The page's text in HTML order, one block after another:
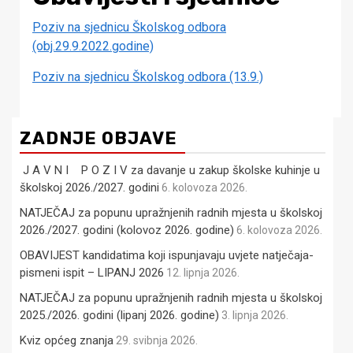
Poziv na sjednicu Školskog odbora
(obj.29.9.2022.godine)
Poziv na sjednicu Školskog odbora (13.9.)
ZADNJE OBJAVE
J A V N I P O Z I V za davanje u zakup školske kuhinje u
školskoj 2026./2027. godini 6. kolovoza 2026.
NATJEČAJ za popunu upražnjenih radnih mjesta u školskoj
2026./2027. godini (kolovoz 2026. godine) 6. kolovoza 2026.
OBAVIJEST kandidatima koji ispunjavaju uvjete natječaja-
pismeni ispit – LIPANJ 2026 12. lipnja 2026.
NATJEČAJ za popunu upražnjenih radnih mjesta u školskoj
2025./2026. godini (lipanj 2026. godine) 3. lipnja 2026.
Kviz općeg znanja 29. svibnja 2026.